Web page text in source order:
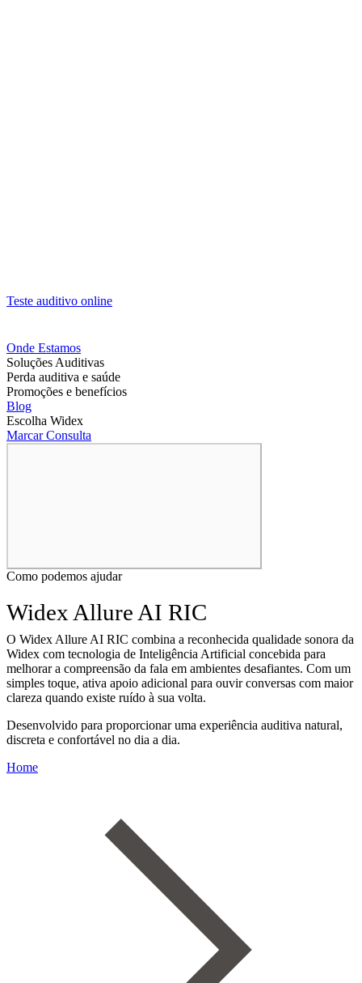
Teste auditivo online
Onde Estamos
Soluções Auditivas
Perda auditiva e saúde
Promoções e benefícios
Blog
Escolha Widex
Marcar Consulta
Como podemos ajudar
Widex Allure AI RIC
O Widex Allure AI RIC combina a reconhecida qualidade sonora da
Widex com tecnologia de Inteligência Artificial concebida para
melhorar a compreensão da fala em ambientes desafiantes. Com um
simples toque, ativa apoio adicional para ouvir conversas com maior
clareza quando existe ruído à sua volta.
Desenvolvido para proporcionar uma experiência auditiva natural,
discreta e confortável no dia a dia.
Home